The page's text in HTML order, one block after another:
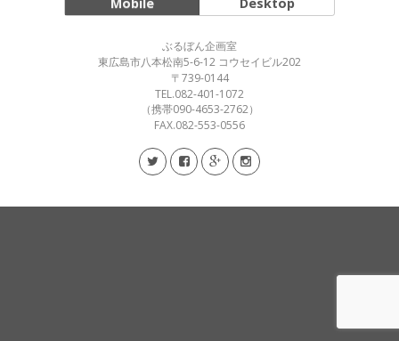
ぶるぼん企画室
東広島市八本松南5-6-12 コウセイビル202
〒739-0144
TEL.082-401-1072
（携帯090-4653-2762）
FAX.082-553-0556